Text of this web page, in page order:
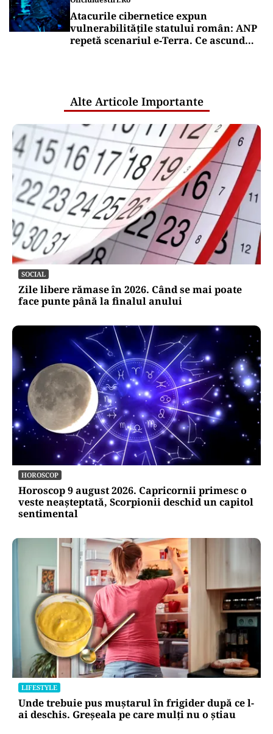
Atacurile cibernetice expun
vulnerabilitățile statului român: ANP
repetă scenariul e‑Terra. Ce ascund
Alte Articole Importante
SOCIAL
Zile libere rămase în 2026. Când se mai poate
face punte până la finalul anului
HOROSCOP
Horoscop 9 august 2026. Capricornii primesc o
veste neașteptată, Scorpionii deschid un capitol
sentimental
LIFESTYLE
Unde trebuie pus muștarul în frigider după ce l-
ai deschis. Greșeala pe care mulți nu o știau